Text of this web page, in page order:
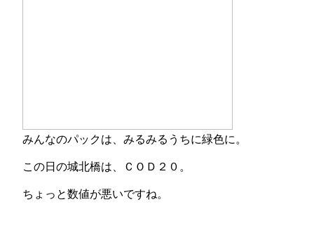
みんなのパックは、みるみるうちに緑色に。
この日の城北橋は、ＣＯＤ２０。
ちょっと数値が悪いですね。